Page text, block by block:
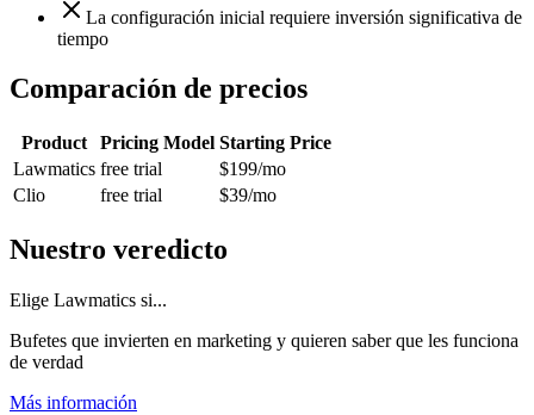
La configuración inicial requiere inversión significativa de
tiempo
Comparación de precios
Product Pricing Model Starting Price
Lawmatics free trial $199/mo
Clio
free trial $39/mo
Nuestro veredicto
Elige Lawmatics si...
Bufetes que invierten en marketing y quieren saber que les funciona
de verdad
Más información